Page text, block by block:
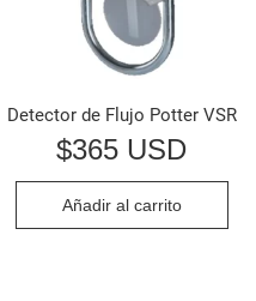
Detector de Flujo Potter VSR
$365 USD
Añadir al carrito